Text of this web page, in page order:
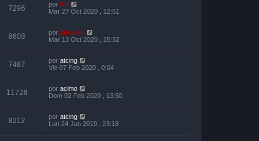
7296 por Kir
Mar 27 Oct 2020 , 12:51
8608 por Marcelo
Mar 13 Oct 2020 , 15:32
7487 por atcing
Vie 07 Feb 2020 , 0:04
11728 por acimo
Dom 02 Feb 2020 , 13:50
8212 por atcing
Lun 24 Jun 2019 , 23:18